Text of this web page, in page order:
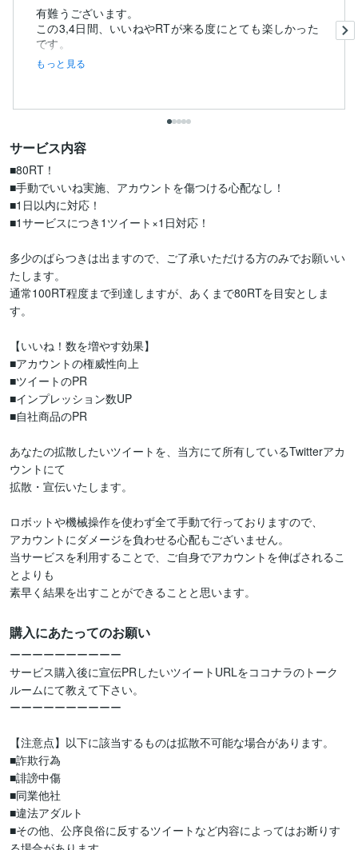
有難うございます。
この3,4日間、いいねやRTが来る度にとても楽しかった
もっと見る
サービス内容
■80RT！
■手動でいいね実施、アカウントを傷つける心配なし！
■1日以内に対応！
■1サービスにつき1ツイート×1日対応！
多少のばらつきは出ますので、ご了承いただける方のみでお願いい
たします。
通常100RT程度まで到達しますが、あくまで80RTを目安としま
す。
【いいね！数を増やす効果】
■アカウントの権威性向上
■ツイートのPR
■インプレッション数UP
■自社商品のPR
あなたの拡散したいツイートを、当方にて所有しているTwitterアカ
ウントにて
拡散・宣伝いたします。
ロボットや機械操作を使わず全て手動で行っておりますので、
アカウントにダメージを負わせる心配もございません。
当サービスを利用することで、ご自身でアカウントを伸ばされるこ
とよりも
素早く結果を出すことができることと思います。
購入にあたってのお願い
ーーーーーーーーーー
サービス購入後に宣伝PRしたいツイートURLをココナラのトーク
ルームにて教えて下さい。
ーーーーーーーーーー
【注意点】以下に該当するものは拡散不可能な場合があります。
■詐欺行為
■誹謗中傷
■同業他社
■違法アダルト
■その他、公序良俗に反するツイートなど内容によってはお断りす